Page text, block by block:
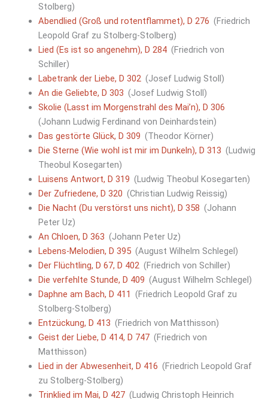
Stolberg)
Abendlied (Groß und rotentflammet), D 276 (Friedrich
Leopold Graf zu Stolberg-Stolberg)
Lied (Es ist so angenehm), D 284(Friedrich von
Schiller)
Labetrank der Liebe, D 302(Josef Ludwig Stoll)
An die Geliebte, D 303 (Josef Ludwig Stoll)
Skolie (Lasst im Morgenstrahl des Mai’n), D 306
(Johann Ludwig Ferdinand von Deinhardstein)
Das gestörte Glück, D 309 (Theodor Körner)
Die Sterne (Wie wohl ist mir im Dunkeln), D 313 (Ludwig
Theobul Kosegarten)
Luisens Antwort, D 319 (Ludwig Theobul Kosegarten)
Der Zufriedene, D 320 (Christian Ludwig Reissig)
Die Nacht (Du verstörst uns nicht), D 358 (Johann
Peter Uz)
An Chloen, D 363 (Johann Peter Uz)
Lebens-Melodien, D 395(August Wilhelm Schlegel)
Der Flüchtling, D 67, D 402(Friedrich von Schiller)
Die verfehlte Stunde, D 409 (August Wilhelm Schlegel)
Daphne am Bach, D 411 (Friedrich Leopold Graf zu
Stolberg-Stolberg)
Entzückung, D 413 (Friedrich von Matthisson)
Geist der Liebe, D 414, D 747(Friedrich von
Matthisson)
Lied in der Abwesenheit, D 416 (Friedrich Leopold Graf
zu Stolberg-Stolberg)
Trinklied im Mai, D 427(Ludwig Christoph Heinrich